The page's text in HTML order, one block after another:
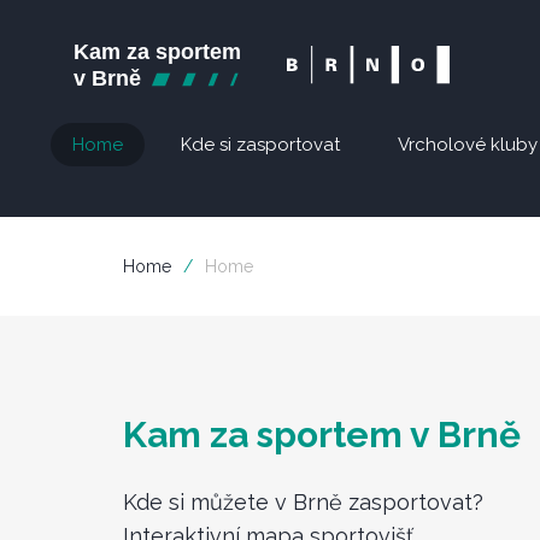
Home Kde si zasportovat Vrcholové kluby
Home / Home
Kam za sportem v Brně
Kde si můžete v Brně zasportovat?